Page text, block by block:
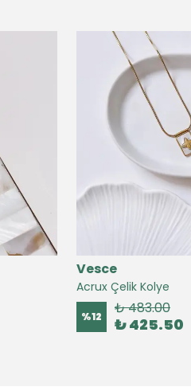
Vesce
Acrux Çelik Kolye
%12 ₺ 483.00
₺ 425.50